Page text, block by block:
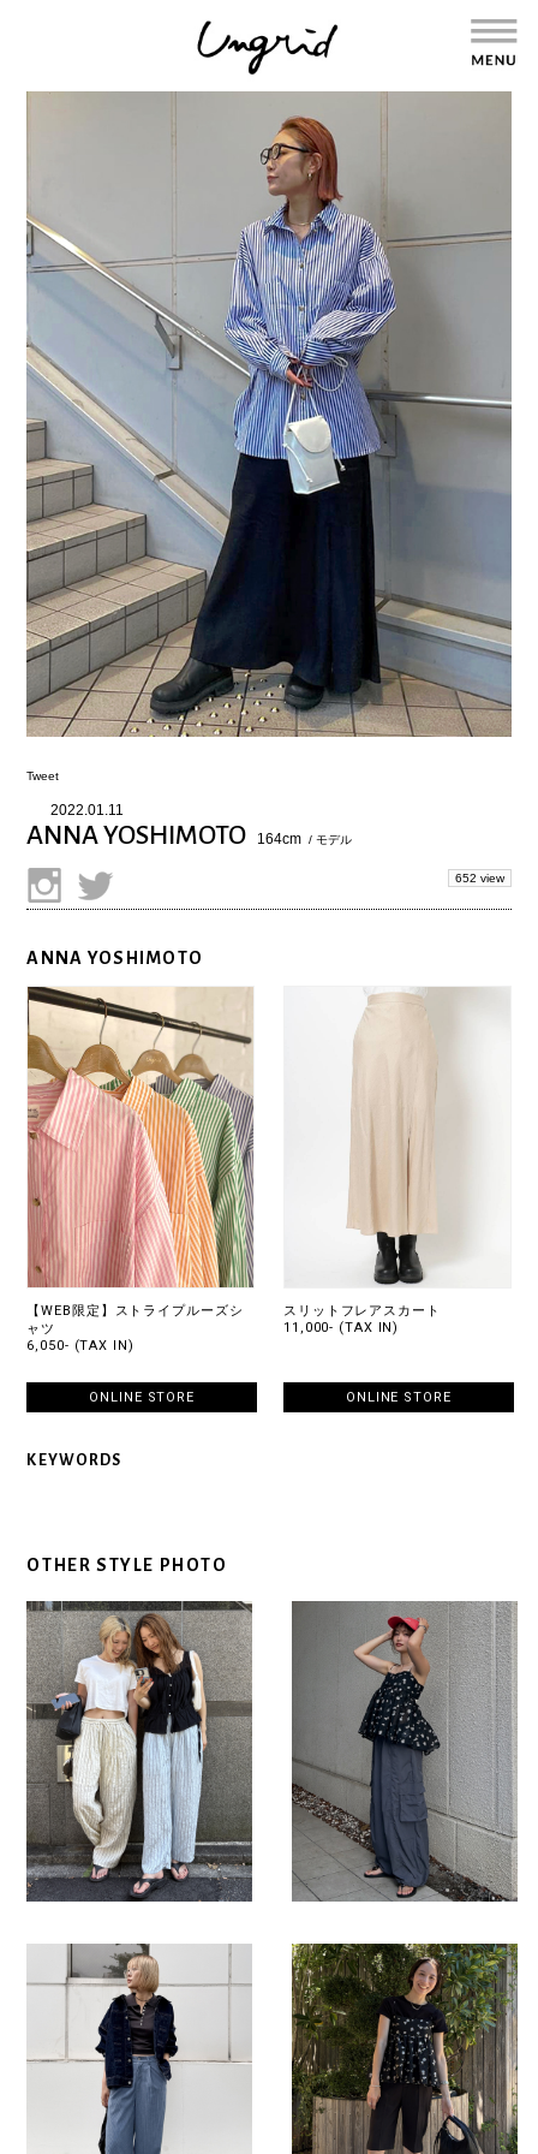
Tweet
2022.01.11
ANNA YOSHIMOTO 164cm / モデル
652 view
ANNA YOSHIMOTO
【WEB限定】ストライプルーズシ
ャツ
6,050- (TAX IN)
ONLINE STORE
スリットフレアスカート
11,000- (TAX IN)
ONLINE STORE
KEYWORDS
OTHER STYLE PHOTO